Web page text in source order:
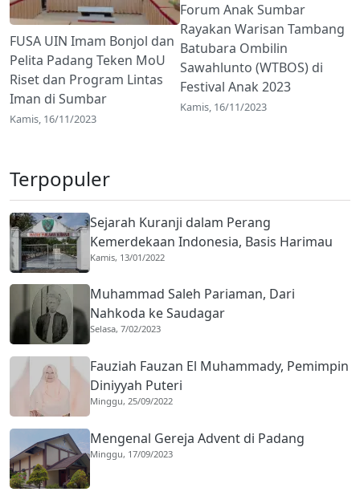
FUSA UIN Imam Bonjol dan
Pelita Padang Teken MoU
Riset dan Program Lintas
Iman di Sumbar
Kamis, 16/11/2023
Forum Anak Sumbar
Rayakan Warisan Tambang
Batubara Ombilin
Sawahlunto (WTBOS) di
Festival Anak 2023
Kamis, 16/11/2023
Terpopuler
Sejarah Kuranji dalam Perang
Kemerdekaan Indonesia, Basis Harimau
Kuranji
Kamis, 13/01/2022
Muhammad Saleh Pariaman, Dari
Nahkoda ke Saudagar
Selasa, 7/02/2023
Fauziah Fauzan El Muhammady, Pemimpin
Diniyyah Puteri
Minggu, 25/09/2022
Mengenal Gereja Advent di Padang
Minggu, 17/09/2023